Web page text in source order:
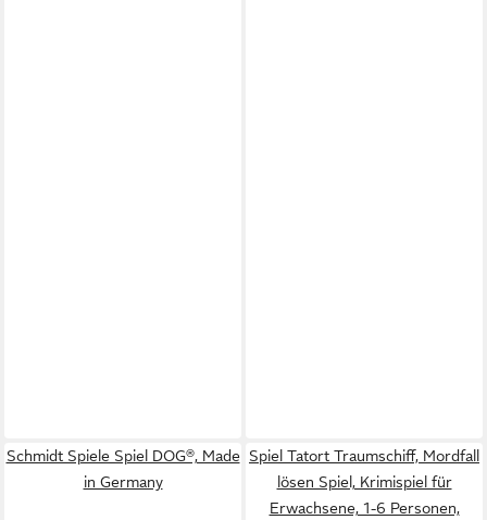
Schmidt Spiele Spiel DOG®, Made
in Germany
Spiel Tatort Traumschiff, Mordfall
lösen Spiel, Krimispiel für
Erwachsene, 1-6 Personen,